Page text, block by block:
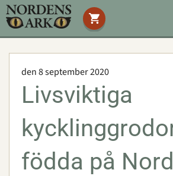
Stöd oss
Bevarande
Utbildning
Boende
Konferens
den 8 september 2020
Livsviktiga
födda på